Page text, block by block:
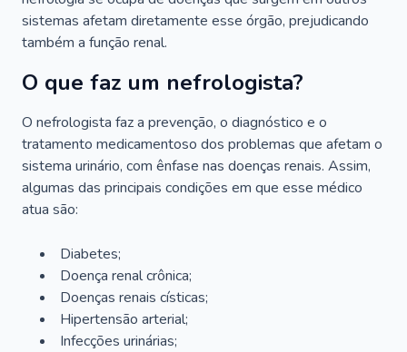
sistemas afetam diretamente esse órgão, prejudicando
também a função renal.
O que faz um nefrologista?
O nefrologista faz a prevenção, o diagnóstico e o
tratamento medicamentoso dos problemas que afetam o
sistema urinário, com ênfase nas doenças renais. Assim,
algumas das principais condições em que esse médico
atua são:
Diabetes;
Doença renal crônica;
Doenças renais císticas;
Hipertensão arterial;
Infecções urinárias;